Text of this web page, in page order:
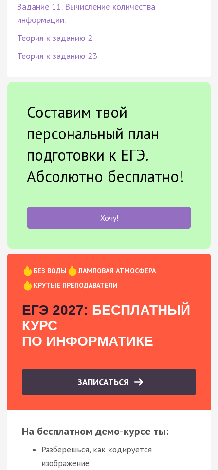
Задание 11. Вычисление количества
информации.
Теория к заданию 2
Теория к заданию 23
Составим твой
персональный план
подготовки к ЕГЭ.
Абсолютно бесплатно!
Хочу!
БЕЗ ВОДЫ
ЛАМПОВАЯ АТМОСФЕРА
КРУТЫЕ ПРЕПОДАВАТЕЛИ
ЕГЭ 2027: БЕСПЛАТНЫЙ
КУРС
ПО ИНФОРМАТИКЕ
ЗАПИСАТЬСЯ
На бесплатном демо-курсе ты:
Разберёшься, как кодируется
изображение